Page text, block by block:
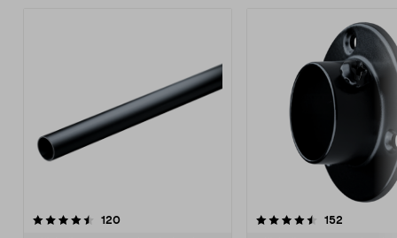
120recensioner
4.5 av 5 stjärnor 152
4.5 av 5 stjärnor